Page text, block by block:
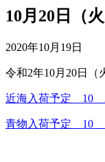
10月20日（
2020年10月19日
令和2年10月20日（
近海入荷予定 10
青物入荷予定